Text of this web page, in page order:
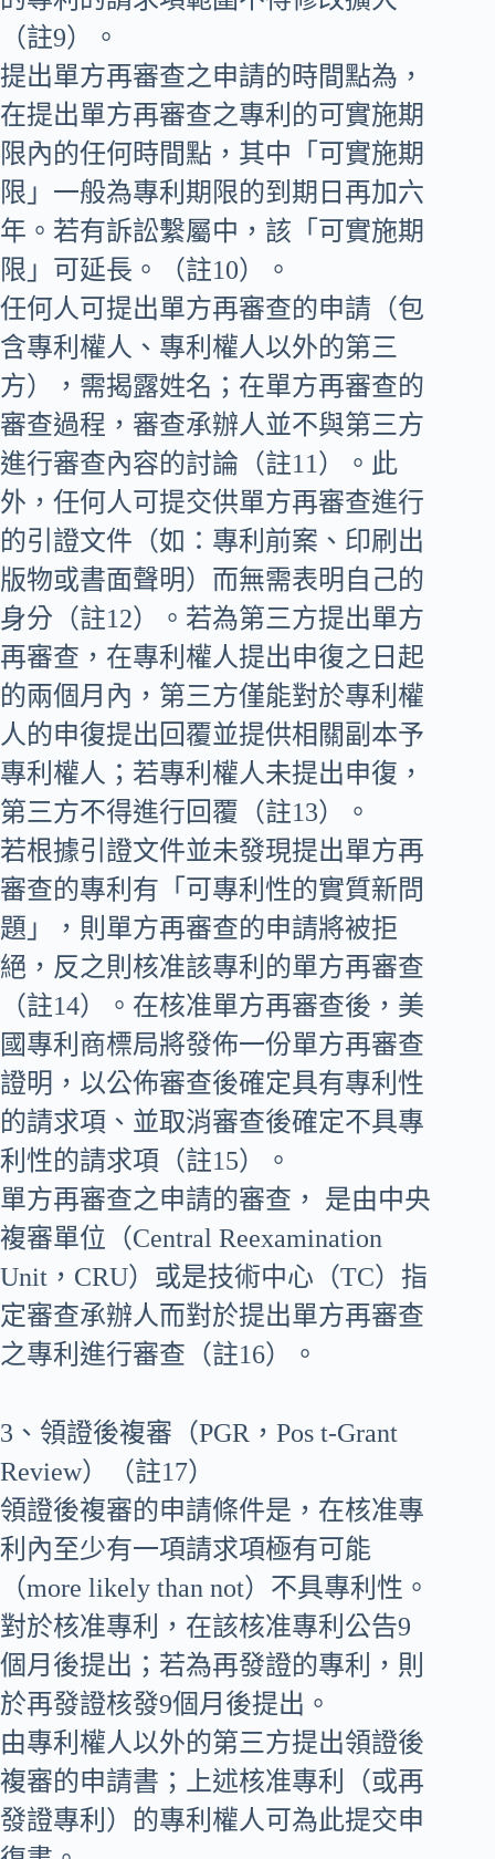
（註9）。
提出單方再審查之申請的時間點為，
在提出單方再審查之專利的可實施期
限內的任何時間點，其中「可實施期
限」一般為專利期限的到期日再加六
年。若有訴訟繫屬中，該「可實施期
限」可延長。（註10）。
任何人可提出單方再審查的申請（包
含專利權人、專利權人以外的第三
方），需揭露姓名；在單方再審查的
審查過程，審查承辦人並不與第三方
進行審查內容的討論（註11）。此
外，任何人可提交供單方再審查進行
的引證文件（如：專利前案、印刷出
版物或書面聲明）而無需表明自己的
身分（註12）。若為第三方提出單方
再審查，在專利權人提出申復之日起
的兩個月內，第三方僅能對於專利權
人的申復提出回覆並提供相關副本予
專利權人；若專利權人未提出申復，
第三方不得進行回覆（註13）。
若根據引證文件並未發現提出單方再
審查的專利有「可專利性的實質新問
題」，則單方再審查的申請將被拒
絕，反之則核准該專利的單方再審查
（註14）。在核准單方再審查後，美
國專利商標局將發佈一份單方再審查
證明，以公佈審查後確定具有專利性
的請求項、並取消審查後確定不具專
利性的請求項（註15）。
單方再審查之申請的審查， 是由中央
複審單位（Central Reexamination
Unit，CRU）或是技術中心（TC）指
定審查承辦人而對於提出單方再審查
之專利進行審查（註16）。
3、領證後複審（PGR，Pos t-Grant
Review）（註17）
領證後複審的申請條件是，在核准專
利內至少有一項請求項極有可能
（more likely than not）不具專利性。
對於核准專利，在該核准專利公告9
個月後提出；若為再發證的專利，則
於再發證核發9個月後提出。
由專利權人以外的第三方提出領證後
複審的申請書；上述核准專利（或再
發證專利）的專利權人可為此提交申